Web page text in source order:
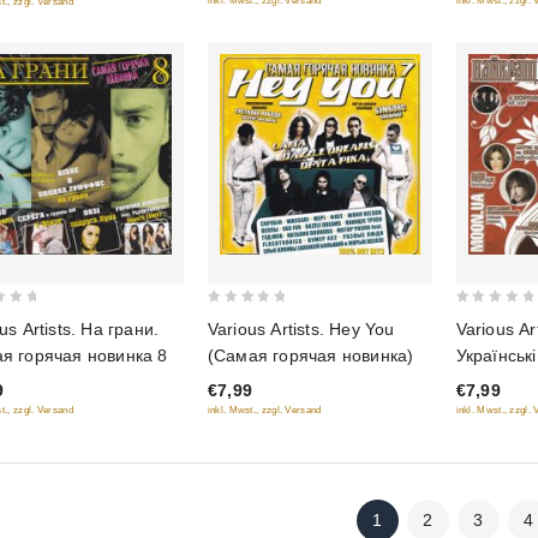
Artists. На грани.
горячая новинка 8
zzgl. Versand
of
5
Various Artists. Hey You
(Самая горячая новинка)
€7,99
inkl. Mwst., zzgl. Versand
of
5
Various
€7,99
inkl. Mwst., zzgl.
1 2 3 4